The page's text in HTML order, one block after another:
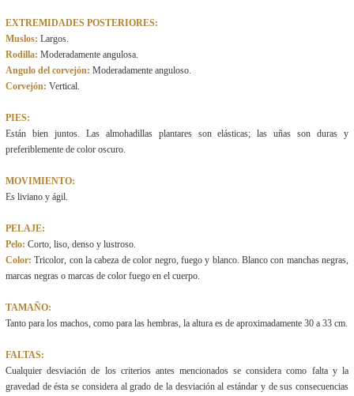
EXTREMIDADES POSTERIORES:
Muslos: Largos.
Rodilla: Moderadamente angulosa.
Angulo del corvejón: Moderadamente anguloso.
Corvejón: Vertical.
PIES:
Están bien juntos. Las almohadillas plantares son elásticas; las uñas son duras y
preferiblemente de color oscuro.
MOVIMIENTO:
Es liviano y ágil.
PELAJE:
Pelo: Corto, liso, denso y lustroso.
Color: Tricolor, con la cabeza de color negro, fuego y blanco. Blanco con manchas negras,
marcas negras o marcas de color fuego en el cuerpo.
TAMAÑO:
Tanto para los machos, como para las hembras, la altura es de aproximadamente 30 a 33 cm.
FALTAS:
Cualquier desviación de los criterios antes mencionados se considera como falta y la
gravedad de ésta se considera al grado de la desviación al estándar y de sus consecuencias